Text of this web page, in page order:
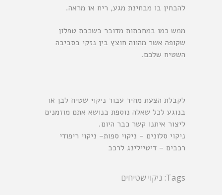
להבחין בו מבחינת מגע, ריח או מראה.
ממש כמו במחבתות מדובר בשכבת טפלון
שקופה אשר מהווה חוצץ בין נזקי בסביבה
השטיח שלכם.
לקבלת הצעת מחיר עבור ניקוי שטיח לבן או
בנוגע לכל שאלה נוספת בנושא אתם מוזמנים
ליצור איתנו קשר כבר היום.
ניקוי סלונים – ניקוי ספות– ניקוי ריפודי
רכבים – דיטיילינג לרכב
Tags: ניקוי שטיחים